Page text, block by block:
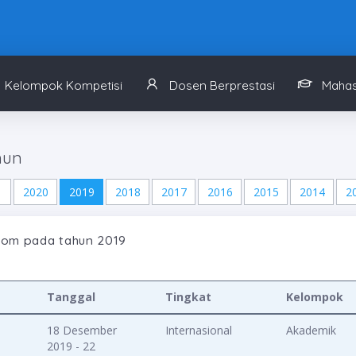
Kelompok Kompetisi Dosen Berprestasi
2020 2019 2018 2017 2016 2015 2014
pada tahun 2019
Tanggal Tingkat Kelompok
18 Desember
2019 - 22
Internasional Akademik